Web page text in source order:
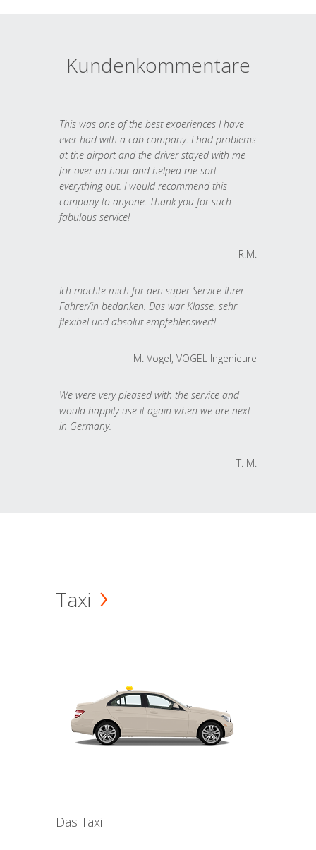
Kundenkommentare
This was one of the best experiences I have
ever had with a cab company. I had problems
at the airport and the driver stayed with me
for over an hour and helped me sort
everything out. I would recommend this
company to anyone. Thank you for such
fabulous service!
R.M.
Ich möchte mich für den super Service Ihrer
Fahrer/in bedanken. Das war Klasse, sehr
flexibel und absolut empfehlenswert!
M. Vogel, VOGEL Ingenieure
We were very pleased with the service and
would happily use it again when we are next
in Germany.
T. M.
Taxi
Das Taxi